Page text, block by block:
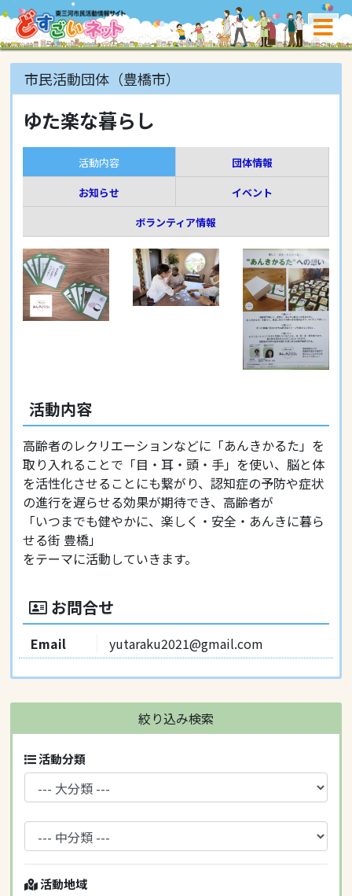
市民活動団体（豊橋市）
ゆた楽な暮らし
活動内容
団体情報
お知らせ
イベント
ボランティア情報
活動内容
高齢者のレクリエーションなどに「あんきかるた」を
取り入れることで「目・耳・頭・手」を使い、脳と体
を活性化させることにも繋がり、認知症の予防や症状
の進行を遅らせる効果が期待でき、高齢者が
「いつまでも健やかに、楽しく・安全・あんきに暮ら
せる街 豊橋」
をテーマに活動していきます。
お問合せ
Email yutaraku2021@gmail.com
絞り込み検索
活動分類
活動地域